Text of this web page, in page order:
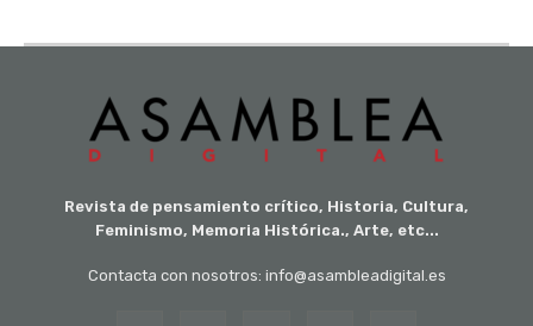
Revista de pensamiento crítico, Historia, Cultura,
Feminismo, Memoria Histórica., Arte, etc...
Contacta con nosotros: info@asambleadigital.es